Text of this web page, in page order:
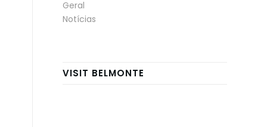
Geral
Notícias
VISIT BELMONTE